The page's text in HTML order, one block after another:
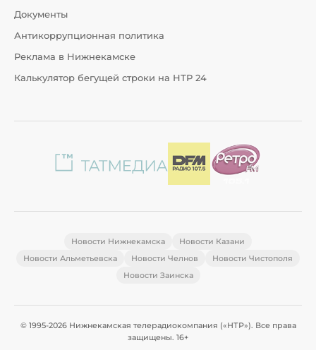
Документы
Антикоррупционная политика
Реклама в Нижнекамске
Калькулятор бегущей строки на НТР 24
Новости Нижнекамска
Новости Казани
Новости Альметьевска
Новости Челнов
Новости Чистополя
Новости Заинска
© 1995-2026 Нижнекамская телерадиокомпания («НТР»). Все права
защищены. 16+